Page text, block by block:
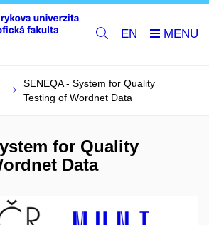
EN
SENEQA - System for Quality
Testing of Wordnet Data
for Quality
Data